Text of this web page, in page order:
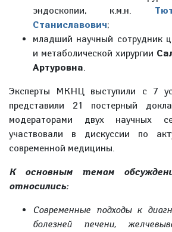
эндоскопии, к.м.н.
Станиславович;
младший научный сотрудник
и метаболической хирургии
Артуровна.
Эксперты МКНЦ выступили с 7
представили 21 постерный
модераторами двух научных
участвовали в дискуссии по
современной медицины.
К основным темам
относились:
Современные подходы к
болезней печени,